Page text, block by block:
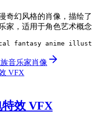
奇幻风格的肖像，描绘
家，适用于角色艺术概念
fantasy anime
音乐家肖像
效 VFX